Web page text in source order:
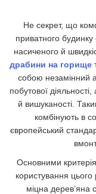
Не секрет, що
приватного
насиченого й
драбини на горище
собою незамінний
побутової
й вишуканості.
комбінують в
європейський
Основними
користування
міцна дерев’яна